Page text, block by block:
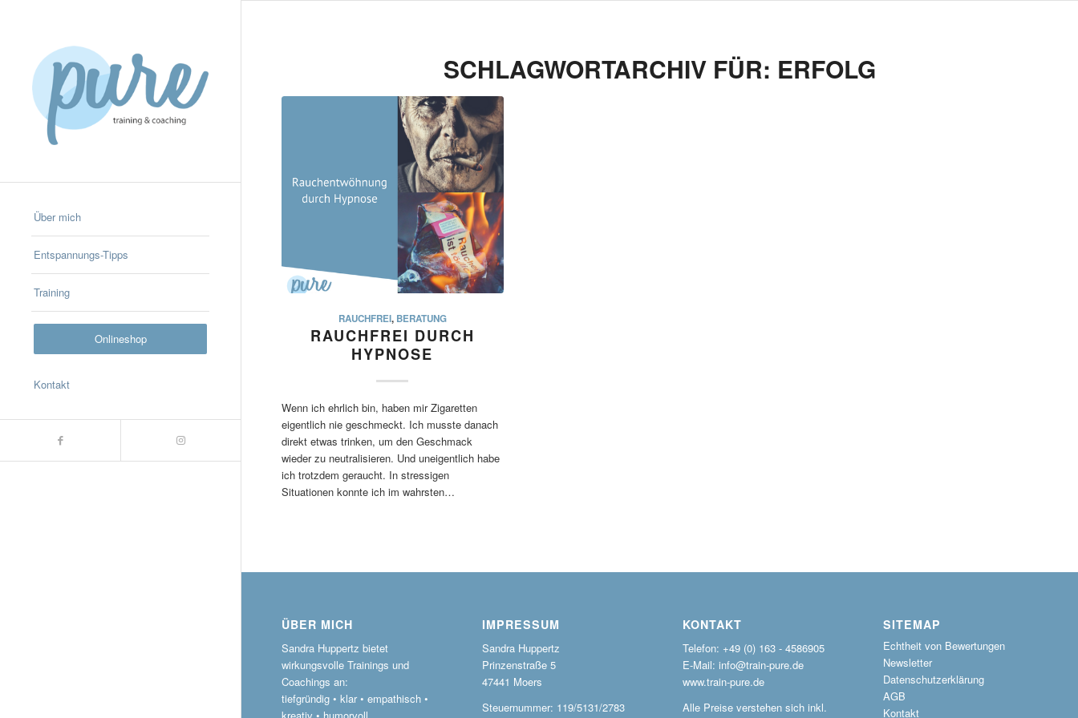
Über mich
Entspannungs-Tipps
Training
Onlineshop
Kontakt
SCHLAGWORTARCHIV FÜR: ERFOLG
RAUCHFREI, BERATUNG
RAUCHFREI DURCH
HYPNOSE
Wenn ich ehrlich bin, haben mir Zigaretten
eigentlich nie geschmeckt. Ich musste danach
direkt etwas trinken, um den Geschmack
wieder zu neutralisieren. Und uneigentlich habe
ich trotzdem geraucht. In stressigen
Situationen konnte ich im wahrsten…
ÜBER MICH
Sandra Huppertz bietet
wirkungsvolle Trainings und
Coachings an:
tiefgründig • klar • empathisch •
IMPRESSUM
Sandra Huppertz
Prinzenstraße 5
47441 Moers
Steuernummer: 119/5131/2783
KONTAKT
Telefon: +49 (0) 163 - 4586905
E-Mail: info@train-pure.de
www.train-pure.de
Alle Preise verstehen sich inkl.
SITEMAP
Echtheit von Bewertungen
Newsletter
Datenschutzerklärung
AGB
Kontakt